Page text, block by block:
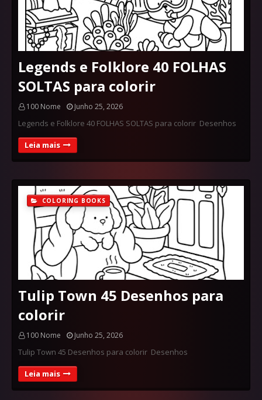
Legends e Folklore 40 FOLHAS
SOLTAS para colorir
100 Nome Junho 25, 2026
Legends e Folklore 40 FOLHAS SOLTAS para colorir Desenhos
Leia mais
COLORING BOOKS
Tulip Town 45 Desenhos para
colorir
100 Nome Junho 25, 2026
Tulip Town 45 Desenhos para colorir Desenhos
Leia mais